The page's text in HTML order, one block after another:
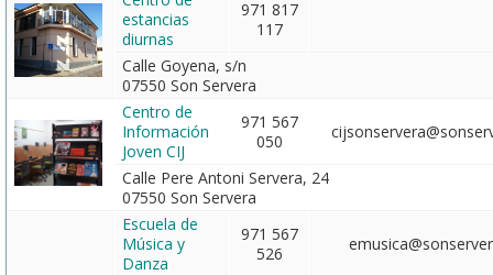
estancias
diurnas
971 817
117
Calle Goyena, s/n
07550 Son Servera
Centro de
Información
Joven CIJ
971 567
050
Calle Pere Antoni Servera, 24
07550 Son Servera
Escuela de
Música y
Danza
971 567
526